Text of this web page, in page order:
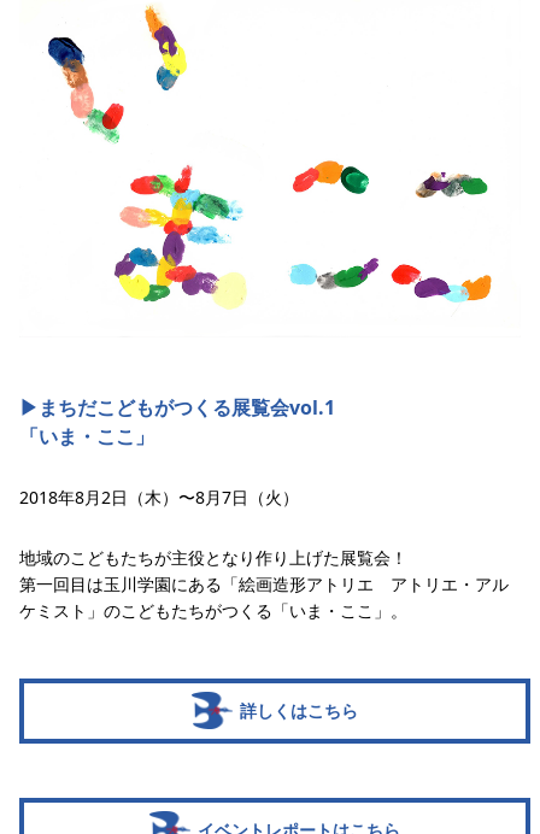
▶︎まちだこどもがつくる展覧会vol.1
「いま・ここ」
2018年8月2日（木）〜8月7日（火）
地域のこどもたちが主役となり作り上げた展覧会！
第一回目は玉川学園にある「絵画造形アトリエ アトリエ・アル
ケミスト」のこどもたちがつくる「いま・ここ」。
詳しくはこちら